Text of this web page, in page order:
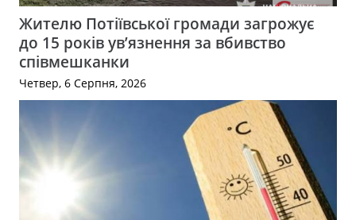
Жителю Потіївської громади загрожує
до 15 років ув’язнення за вбивство
співмешканки
Четвер, 6 Серпня, 2026